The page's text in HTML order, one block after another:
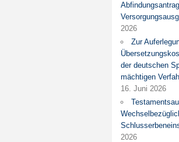
2026
Zur
der deutschen
mächtigen
16. Juni 2026
2026